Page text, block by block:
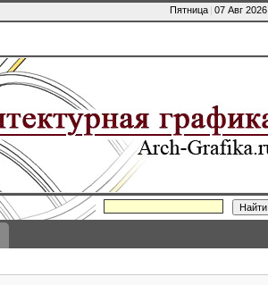
Пятница | 07 Авг 2026